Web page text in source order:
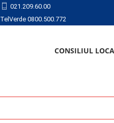
021.209.60.00
TelVerde 0800.500.772
CONSILIUL